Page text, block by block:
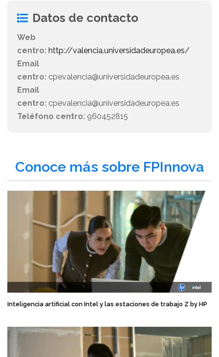
Datos de contacto
Web
centro: http://valencia.universidadeuropea.es/
Email
centro: cpevalencia@universidadeuropea.es
Email
centro: cpevalencia@universidadeuropea.es
Teléfono centro: 960452815
Conoce más sobre FPInnova
Inteligencia artificial con Intel y las estaciones de trabajo Z by HP